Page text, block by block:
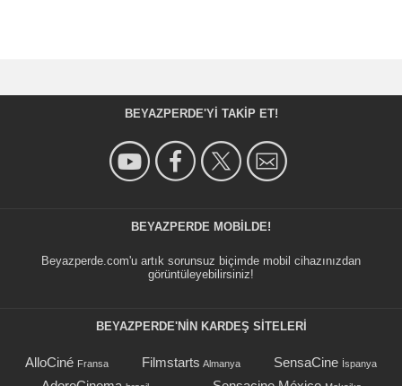
BEYAZPERDE'YI TAKIP ET!
BEYAZPERDE MOBILDE!
Beyazperde.com'u artık sorunsuz biçimde mobil cihazınızdan
görüntüleyebilirsiniz!
BEYAZPERDE'NIN KARDEŞ SİTELERİ
AlloCiné Fransa Filmstarts Almanya SensaCine İspanya